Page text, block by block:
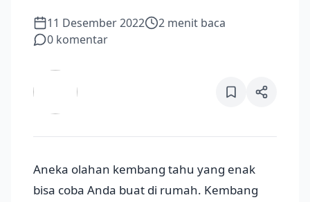
11 Desember 2022 2 menit baca
0 komentar
Aneka olahan kembang tahu yang enak
bisa coba Anda buat di rumah. Kembang